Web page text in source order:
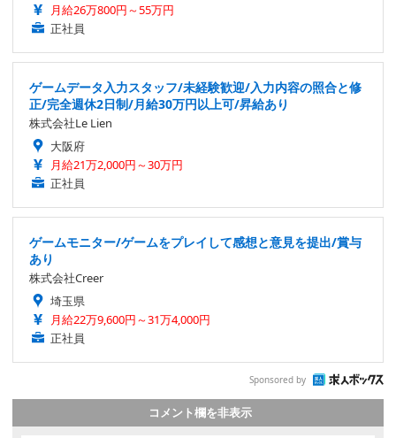
月給26万800円～55万円
正社員
ゲームデータ入力スタッフ/未経験歓迎/入力内容の照合と修
正/完全週休2日制/月給30万円以上可/昇給あり
株式会社Le Lien
大阪府
月給21万2,000円～30万円
正社員
ゲームモニター/ゲームをプレイして感想と意見を提出/賞与
あり
株式会社Creer
埼玉県
月給22万9,600円～31万4,000円
正社員
Sponsored by
コメント欄を非表示